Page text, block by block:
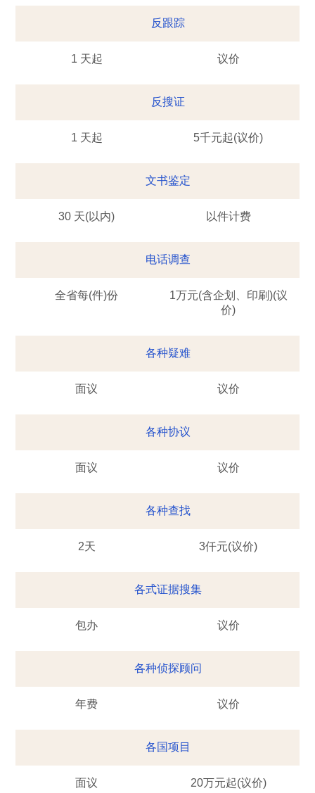
反跟踪
1 天起 议价
反搜证
1 天起 5千元起(议价)
文书鉴定
30 天(以内) 以件计费
电话调查
全省每(件)份
1万元(含企划、印刷)(议
价)
各种疑难
面议 议价
各种协议
面议 议价
各种查找
2天 3仟元(议价)
各式证据搜集
包办 议价
各种侦探顾问
年费 议价
各国项目
面议 20万元起(议价)